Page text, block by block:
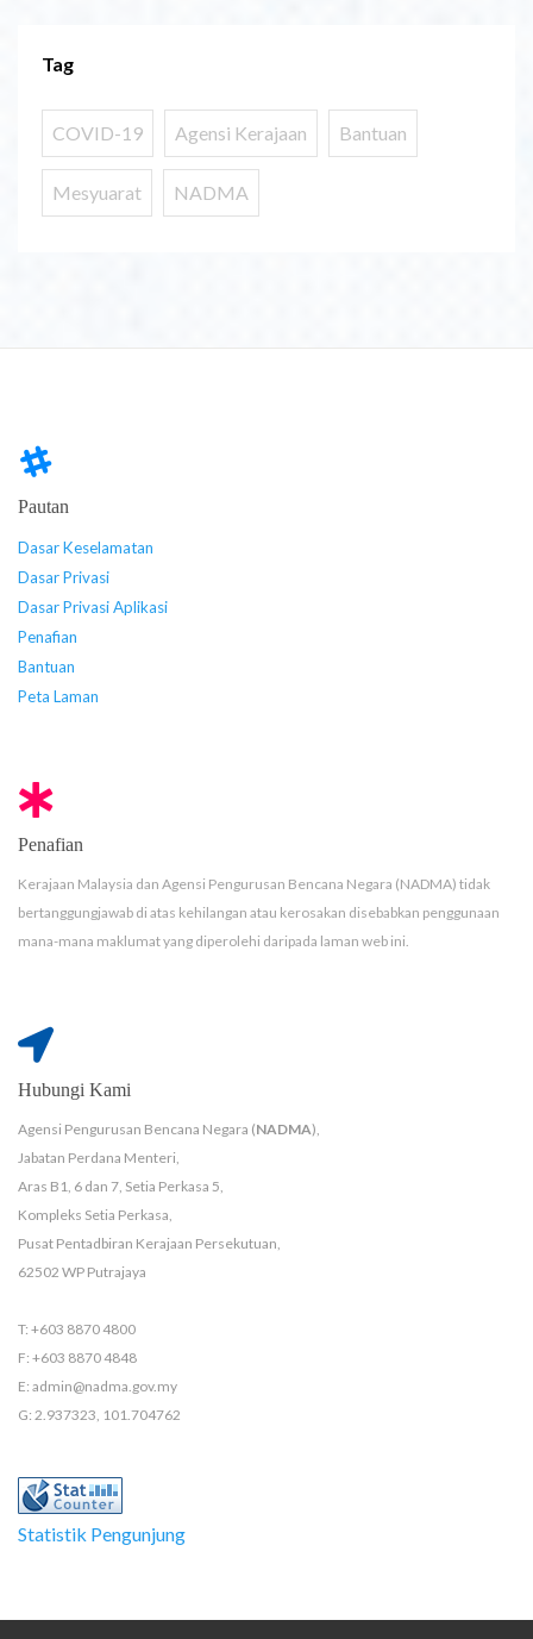
Tag
COVID-19 Agensi Kerajaan Bantuan
Mesyuarat NADMA
Pautan
Dasar Keselamatan
Dasar Privasi
Dasar Privasi Aplikasi
Penafian
Bantuan
Peta Laman
Penafian
Kerajaan Malaysia dan Agensi Pengurusan Bencana Negara (NADMA) tidak
bertanggungjawab di atas kehilangan atau kerosakan disebabkan penggunaan
mana-mana maklumat yang diperolehi daripada laman web ini.
Hubungi Kami
Agensi Pengurusan Bencana Negara (NADMA),
Jabatan Perdana Menteri,
Aras B1, 6 dan 7, Setia Perkasa 5,
Kompleks Setia Perkasa,
Pusat Pentadbiran Kerajaan Persekutuan,
62502 WP Putrajaya
T: +603 8870 4800
F: +603 8870 4848
E: admin@nadma.gov.my
G: 2.937323, 101.704762
Statistik Pengunjung